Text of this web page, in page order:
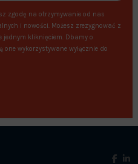
zgodę na otrzymywanie od nas
i nowości. Możesz zrezygnować z
jednym kliknięciem. Dbamy o
one wykorzystywane wyłącznie do